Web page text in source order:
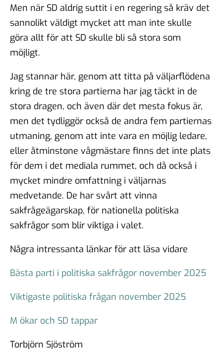
Men när SD aldrig suttit i en regering så kräv det
sannolikt väldigt mycket att man inte skulle
göra allt för att SD skulle bli så stora som
möjligt.
Jag stannar här, genom att titta på väljarflödena
kring de tre stora partierna har jag täckt in de
stora dragen, och även där det mesta fokus är,
men det tydliggör också de andra fem partiernas
utmaning, genom att inte vara en möjlig ledare,
eller åtminstone vågmästare finns det inte plats
för dem i det mediala rummet, och då också i
mycket mindre omfattning i väljarnas
medvetande. De har svårt att vinna
sakfrågeägarskap, för nationella politiska
sakfrågor som blir viktiga i valet.
Några intressanta länkar för att läsa vidare
Bästa parti i politiska sakfrågor november 2025
Viktigaste politiska frågan november 2025
M ökar och SD tappar
Torbjörn Sjöström